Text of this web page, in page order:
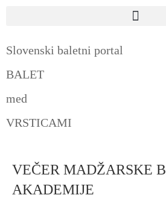
Slovenski baletni portal
BALET
med
VRSTICAMI
VEČER MADŽARSKE
AKADEMIJE